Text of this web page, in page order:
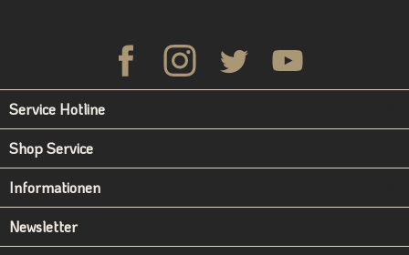
Service Hotline
Shop Service
Informationen
Newsletter